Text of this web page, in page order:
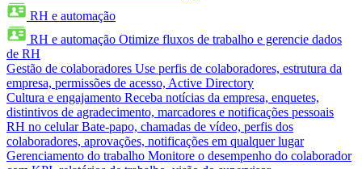
RH e automação
RH e automação Otimize fluxos de trabalho e gerencie dados
de RH
Gestão de colaboradores Use perfis de colaboradores, estrutura da
empresa, permissões de acesso, Active Directory
Cultura e engajamento Receba notícias da empresa, enquetes,
distintivos de agradecimento, marcadores e notificações pessoais
RH no celular Bate-papo, chamadas de vídeo, perfis dos
colaboradores, aprovações, notificações em qualquer lugar
Gerenciamento do trabalho Monitore o desempenho do colaborador